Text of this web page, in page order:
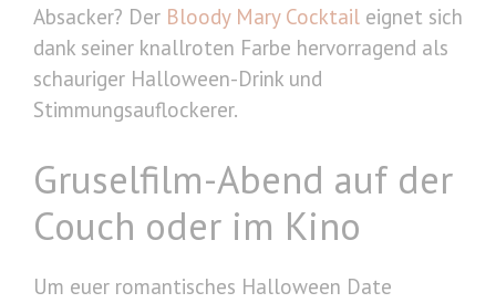
Absacker? Der Bloody Mary Cocktail eignet sich
dank seiner knallroten Farbe hervorragend als
schauriger Halloween-Drink und
Stimmungsauflockerer.
Gruselfilm-Abend auf der
Couch oder im Kino
Um euer romantisches Halloween Date